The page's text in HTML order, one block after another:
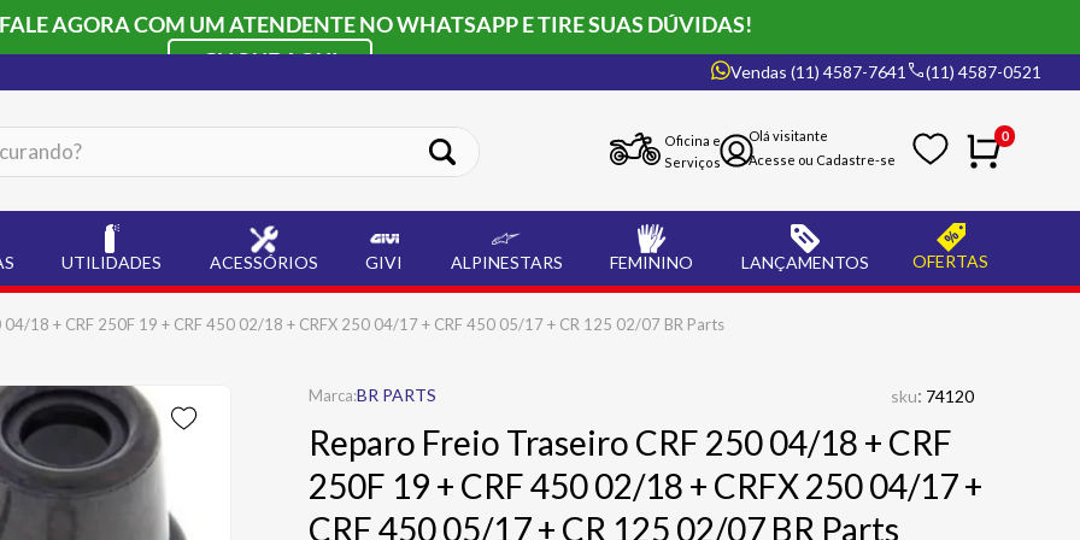
AGORA COM UM ATENDENTE NO WHATSAPP E TIRE SUAS DÚVIDAS!
CLIQUE AQUI
Vendas (11) 4587-7641 (11) 4587-0521
Oficina e
Serviços
0
UTILIDADES ACESSÓRIOS GIVI ALPINESTARS FEMININO LANÇAMENTOS OFERTAS
18 + CRF 250F 19 + CRF 450 02/18 + CRFX 250 04/17 + CRF 450 05/17 + CR 125 02/07 BR Parts
BR PARTS sku: 74120
Reparo Freio Traseiro CRF 250 04/18 + CRF
250F 19 + CRF 450 02/18 + CRFX 250 04/17 +
CRF 450 05/17 + CR 125 02/07 BR Parts